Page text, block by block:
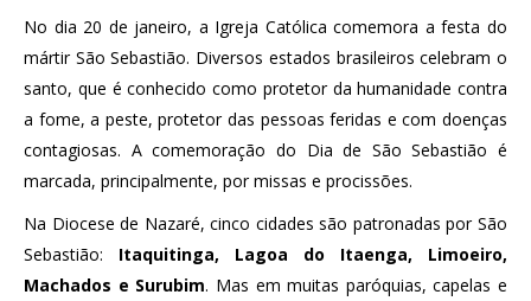
No dia 20 de janeiro, a Igreja Católica comemora a festa do
mártir São Sebastião. Diversos estados brasileiros celebram o
santo, que é conhecido como protetor da humanidade contra
a fome, a peste, protetor das pessoas feridas e com doenças
contagiosas. A comemoração do Dia de São Sebastião é
marcada, principalmente, por missas e procissões.
Na Diocese de Nazaré, cinco cidades são patronadas por São
Sebastião: Itaquitinga, Lagoa do Itaenga, Limoeiro,
Machados e Surubim. Mas em muitas paróquias, capelas e